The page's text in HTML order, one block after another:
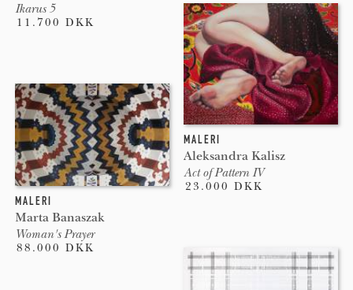
Ikarus 5
11.700 DKK
MALERI
Marta Banaszak
Woman's Prayer
88.000 DKK
MALERI
Aleksandra Kalisz
Act of Pattern IV
23.000 DKK